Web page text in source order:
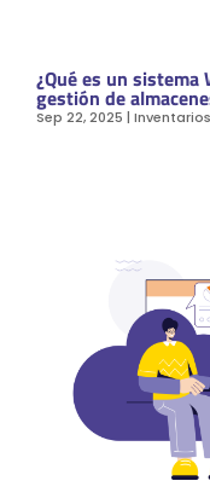
¿Qué es un
gestión de
Sep 22, 2025 |Inventarios